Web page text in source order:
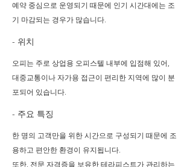
예약 중심으로 운영되기 때문에 인기 시간대에는 조
기 마감되는 경우가 많습니다.
- 위치
오피는 주로 상업용 오피스텔 내부에 입점해 있어,
대중교통이나 자가용 접근이 편리한 지역에 많이 분
포되어 있습니다.
- 주요 특징
한 명의 고객만을 위한 시간으로 구성되기 때문에 조
용하고 편안한 환경이 유지됩니다.
또한, 전문 자격증을 보유한 테라피스트가 관리하는